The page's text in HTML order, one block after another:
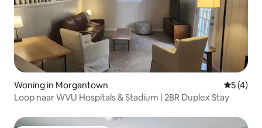
Woning in Morgantown
5 (4)
Loop naar WVU Hospitals & Stadium | 2BR Duplex Stay